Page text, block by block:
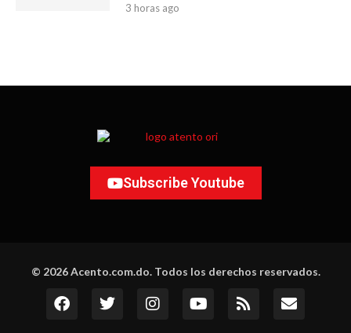
3 horas ago
Subscribe Youtube
© 2026 Acento.com.do. Todos los derechos reservados.